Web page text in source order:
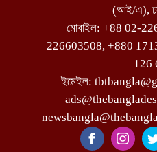
(আই/এ),
মোবাইল: +88 02-
226603508, +880
126
ইমেইল: